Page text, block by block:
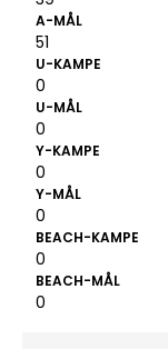
A-MÅL
51
U-KAMPE
0
U-MÅL
0
Y-KAMPE
0
Y-MÅL
0
BEACH-KAMPE
0
BEACH-MÅL
0